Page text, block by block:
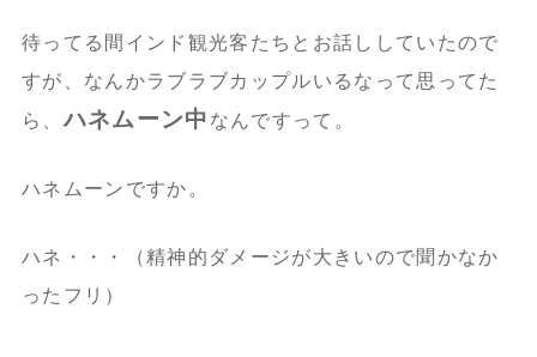
待ってる間インド観光客たちとお話ししていたので
すが、なんかラブラブカップルいるなって思ってた
ら、ハネムーン中 なんですって。
ハネムーンですか。
ハネ・・・（精神的ダメージが大きいので聞かなか
ったフリ）